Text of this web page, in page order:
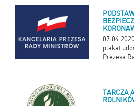
07.04.2020
plakat
Prezesa
TARCZA